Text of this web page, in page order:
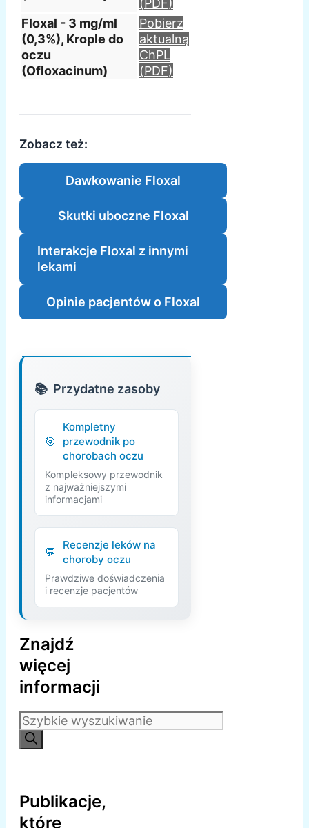
(PDF)
Floxal - 3 mg/ml
(0,3%), Krople do
oczu
(Ofloxacinum)
Pobierz
aktualną
ChPL
(PDF)
Zobacz też:
Dawkowanie Floxal
Skutki uboczne Floxal
Interakcje Floxal z innymi
lekami
Opinie pacjentów o Floxal
Przydatne zasoby
Kompletny
przewodnik po
chorobach oczu
Kompleksowy przewodnik
z najważniejszymi
informacjami
Recenzje leków na
choroby oczu
Prawdziwe doświadczenia
i recenzje pacjentów
Znajdź
więcej
informacji
Szukaj:
Publikacje,
które